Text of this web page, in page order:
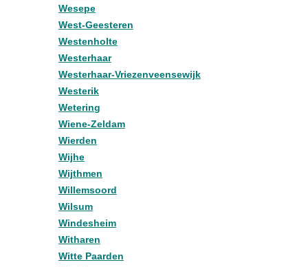
Wesepe
West-Geesteren
Westenholte
Westerhaar
Westerhaar-Vriezenveensewijk
Westerik
Wetering
Wiene-Zeldam
Wierden
Wijhe
Wijthmen
Willemsoord
Wilsum
Windesheim
Witharen
Witte Paarden